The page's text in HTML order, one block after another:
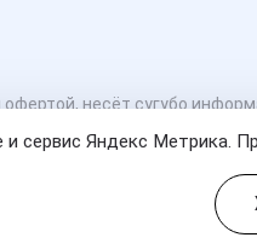
несёт сугубо
с врачом.
и сервис Яндекс Метрика.